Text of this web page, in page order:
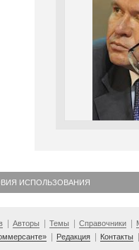
ИСПОЛЬЗОВАНИЯ
Авторы Темы Справочники
Редакция Контакты